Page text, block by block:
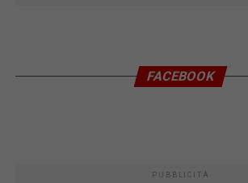
FACEBOOK
PUBBLICITÀ